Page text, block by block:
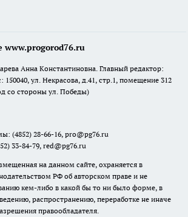
www.progorod76.ru
Анна Константиновна. Главный редактор:
150040, ул. Некрасова, д.41, стр.1, помещение 312
со стороны ул. Победы)
(4852) 28-66-16, pro@pg76.ru
33-84-79, red@pg76.ru
на данном сайте, охраняется в
РФ об авторском праве и не
кем-либо в какой бы то ни было форме, в
распространению, переработке не иначе
правообладателя.